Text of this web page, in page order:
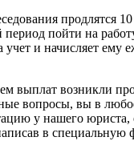
продлятся
период пойти на
учет и начисляет ему
выплат возникли
вопросы, вы в
у нашего
в специальную